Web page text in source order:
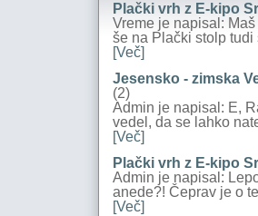
Plački vrh z E-kipo
Vreme je napisal:
še na Plački stolp tudi
[Več]
Jesensko - zimska
(2)
Admin je napisal: E,
vedel, da se lahko
[Več]
Plački vrh z E-kipo
Admin je napisal:
anede?! Čeprav je o
[Več]